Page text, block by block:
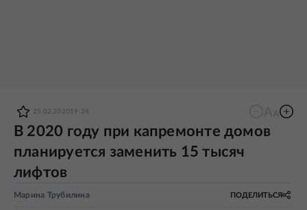
25.02.2020 19:24
В 2020 году при капремонте домов
планируется заменить 15 тысяч
лифтов
Марина Трубилина ПОДЕЛИТЬСЯ